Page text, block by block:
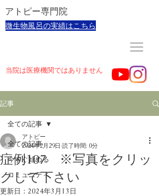
​アトピー専門院
​微生物風呂の実績はこちら
当院は医療機関ではありません
記事
全ての記事
今すぐ始める
コミュニティ
全ての記事
症例107 ※写真をクリッ
クして下さい
アトピー
2024年2月29日 読了時間: 0分
更新日： 2024年3月13日